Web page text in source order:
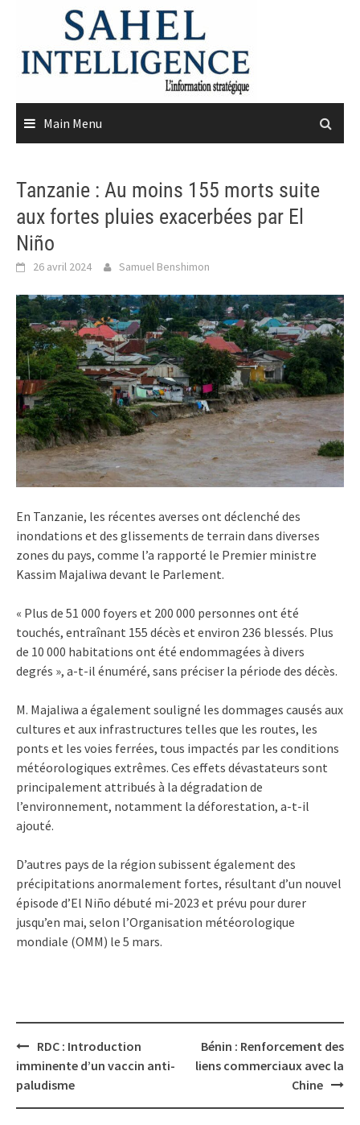
content
Main Menu
Tanzanie : Au moins 155 morts suite
aux fortes pluies exacerbées par El
Niño
26 avril 2024 Samuel Benshimon
En Tanzanie, les récentes averses ont déclenché des
inondations et des glissements de terrain dans diverses
zones du pays, comme l’a rapporté le Premier ministre
Kassim Majaliwa devant le Parlement.
« Plus de 51 000 foyers et 200 000 personnes ont été
touchés, entraînant 155 décès et environ 236 blessés. Plus
de 10 000 habitations ont été endommagées à divers
degrés », a-t-il énuméré, sans préciser la période des décès.
M. Majaliwa a également souligné les dommages causés aux
cultures et aux infrastructures telles que les routes, les
ponts et les voies ferrées, tous impactés par les conditions
météorologiques extrêmes. Ces effets dévastateurs sont
principalement attribués à la dégradation de
l’environnement, notamment la déforestation, a-t-il
ajouté.
D’autres pays de la région subissent également des
précipitations anormalement fortes, résultant d’un nouvel
épisode d’El Niño débuté mi-2023 et prévu pour durer
jusqu’en mai, selon l’Organisation météorologique
mondiale (OMM) le 5 mars.
Post
navigation
RDC : Introduction
imminente d’un vaccin anti-
paludisme
Bénin : Renforcement des
liens commerciaux avec la
Chine